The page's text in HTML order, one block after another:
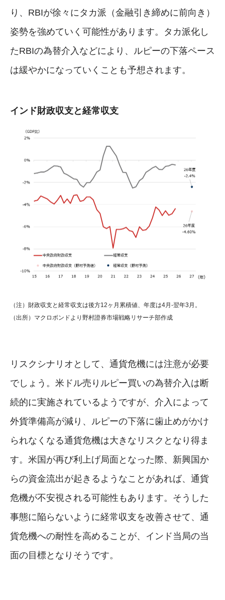
り、RBIが徐々にタカ派（金融引き締めに前向き）
姿勢を強めていく可能性があります。タカ派化し
たRBIの為替介入などにより、ルピーの下落ペース
は緩やかになっていくことも予想されます。
インド財政収支と経常収支
（注）財政収支と経常収支は後方12ヶ月累積値、年度は4月-翌年3月。
（出所）マクロボンドより野村證券市場戦略リサーチ部作成
リスクシナリオとして、通貨危機には注意が必要
でしょう。米ドル売りルピー買いの為替介入は断
続的に実施されているようですが、介入によって
外貨準備高が減り、ルピーの下落に歯止めがかけ
られなくなる通貨危機は大きなリスクとなり得ま
す。米国が再び利上げ局面となった際、新興国か
らの資金流出が起きるようなことがあれば、通貨
危機が不安視される可能性もあります。そうした
事態に陥らないように経常収支を改善させて、通
貨危機への耐性を高めることが、インド当局の当
面の目標となりそうです。